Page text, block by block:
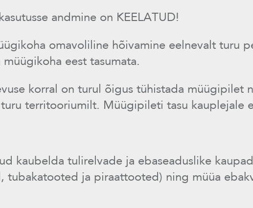
andmine on KEELATUD!
omavoliline hõivamine eelnevalt turu
eest tasumata.
korral on turul õigus tühistada müügipilet
territooriumilt. Müügipileti tasu kauplejale
kaubelda tulirelvade ja ebaseaduslike
tubakatooted ja piraattooted) ning müüa